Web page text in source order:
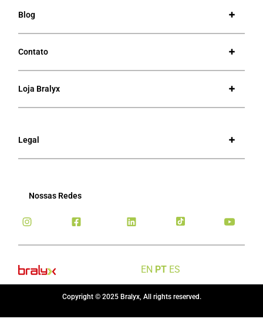
Blog
Contato
Loja Bralyx
Legal
Nossas Redes
EN PT ES
Copyright © 2025 Bralyx, All rights reserved.